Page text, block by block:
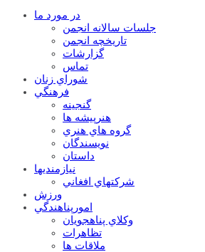
در مورد ما
جلسات سالانه انجمن
تاریخچه انجمن
گزارشات
تماس
شوراي زنان
فرهنگي
گنجينه
هنرپيشه ها
گروه هاي هنري
نويسندگان
داستان
نيازمنديها
شرکتهاي افغاني
ورزش
امورپناهندگي
وکلاي پناهجويان
تظاهرات
ملاقات ها